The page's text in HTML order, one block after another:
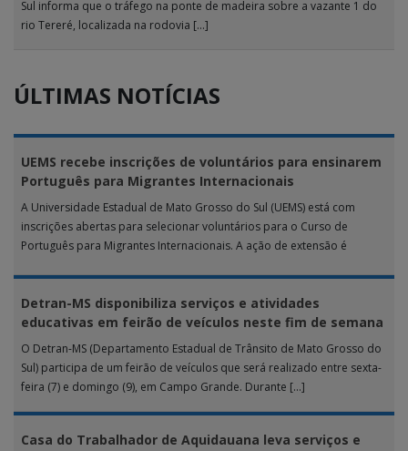
Sul informa que o tráfego na ponte de madeira sobre a vazante 1 do
rio Tereré, localizada na rodovia […]
ÚLTIMAS NOTÍCIAS
UEMS recebe inscrições de voluntários para ensinarem
Português para Migrantes Internacionais
A Universidade Estadual de Mato Grosso do Sul (UEMS) está com
inscrições abertas para selecionar voluntários para o Curso de
Português para Migrantes Internacionais. A ação de extensão é
Detran-MS disponibiliza serviços e atividades
educativas em feirão de veículos neste fim de semana
O Detran-MS (Departamento Estadual de Trânsito de Mato Grosso do
Sul) participa de um feirão de veículos que será realizado entre sexta-
feira (7) e domingo (9), em Campo Grande. Durante […]
Casa do Trabalhador de Aquidauana leva serviços e